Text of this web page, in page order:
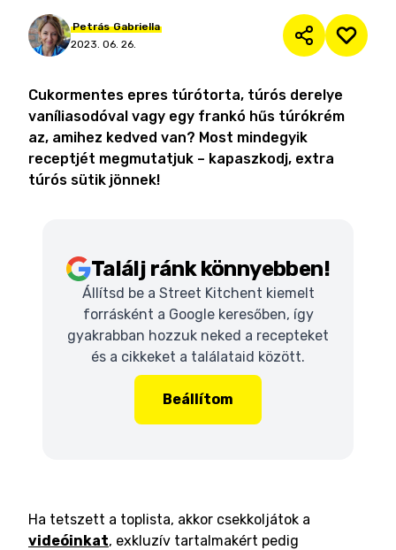
Petrás Gabriella
2023. 06. 26.
Cukormentes epres túrótorta, túrós derelye
vaníliasodóval vagy egy frankó hűs túrókrém
az, amihez kedved van? Most mindegyik
receptjét megmutatjuk – kapaszkodj, extra
túrós sütik jönnek!
Találj ránk könnyebben!
Állítsd be a Street Kitchent kiemelt
forrásként a Google keresőben, így
gyakrabban hozzuk neked a recepteket
és a cikkeket a találataid között.
Beállítom
Ha tetszett a toplista, akkor csekkoljátok a
videóinkat, exkluzív tartalmakért pedig